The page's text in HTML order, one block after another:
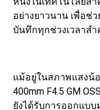
อย่างยาวนาน เพื่อช่
บันทึกทุกช่วงเวลาส
แม้อยู่ในสภาพแสงน้
400mm F4.5 GM
ยังได้รับการออกแบ